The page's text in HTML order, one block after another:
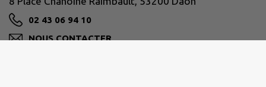
02 43 06 94 10
NOUS CONTACTER